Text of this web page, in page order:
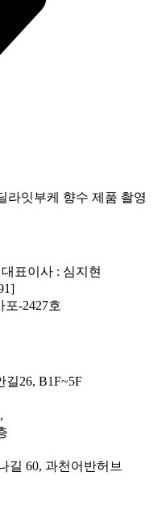
라잇부케 향수 제품 촬영
표이사 : 심지현
-2427호
길26, B1F~5F
길 60, 과천어반허브